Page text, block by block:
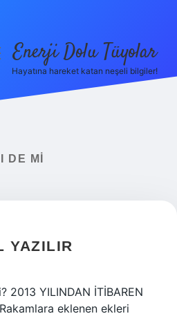
Enerji Dolu Tüyolar
Hayatına hareket katan neşeli bilgiler!
DE MI
YAZILIR
2013 YILINDAN İTİBAREN
eklenen ekleri